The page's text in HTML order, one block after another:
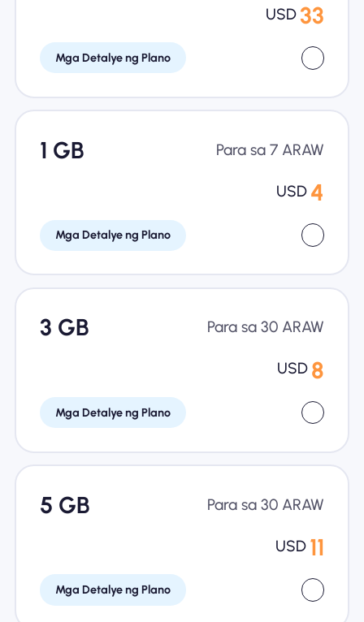
USD 33
Mga Detalye ng Plano
1 GB Para sa 7 ARAW
USD 4
Mga Detalye ng Plano
3 GB Para sa 30 ARAW
USD 8
Mga Detalye ng Plano
5 GB Para sa 30 ARAW
USD 11
Mga Detalye ng Plano